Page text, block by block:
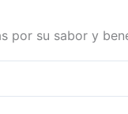
por su sabor y